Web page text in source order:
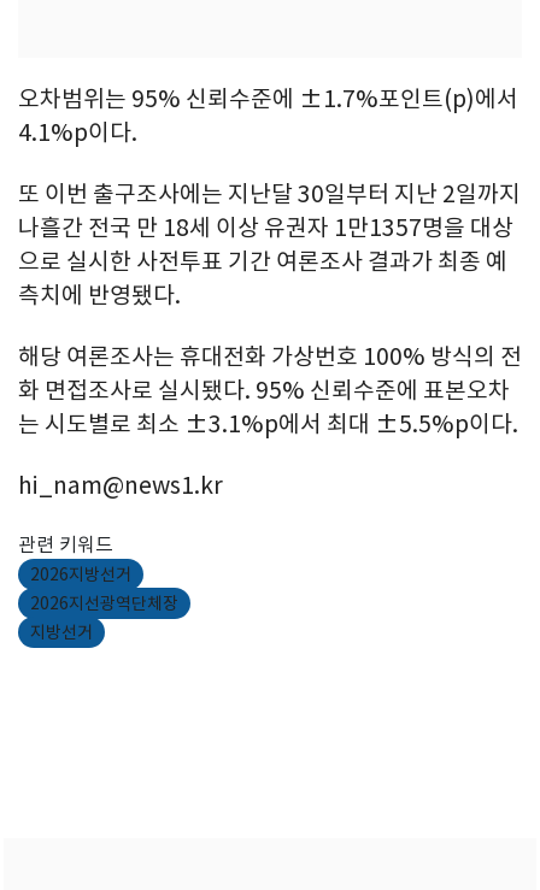
오차범위는 95% 신뢰수준에 ±1.7%포인트(p)에서
4.1%p이다.
또 이번 출구조사에는 지난달 30일부터 지난 2일까지
나흘간 전국 만 18세 이상 유권자 1만1357명을 대상
으로 실시한 사전투표 기간 여론조사 결과가 최종 예
측치에 반영됐다.
해당 여론조사는 휴대전화 가상번호 100% 방식의 전
화 면접조사로 실시됐다. 95% 신뢰수준에 표본오차
는 시도별로 최소 ±3.1%p에서 최대 ±5.5%p이다.
hi_nam@news1.kr
관련 키워드
2026지방선거
2026지선광역단체장
지방선거